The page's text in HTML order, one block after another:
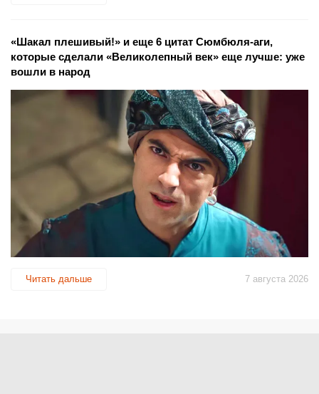
«Шакал плешивый!» и еще 6 цитат Сюмбюля-аги,
которые сделали «Великолепный век» еще лучше: уже
вошли в народ
Читать дальше 7 августа 2026